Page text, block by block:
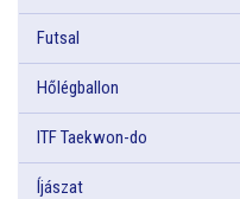
Futsal
Hőlégballon
ITF Taekwon-do
Íjászat